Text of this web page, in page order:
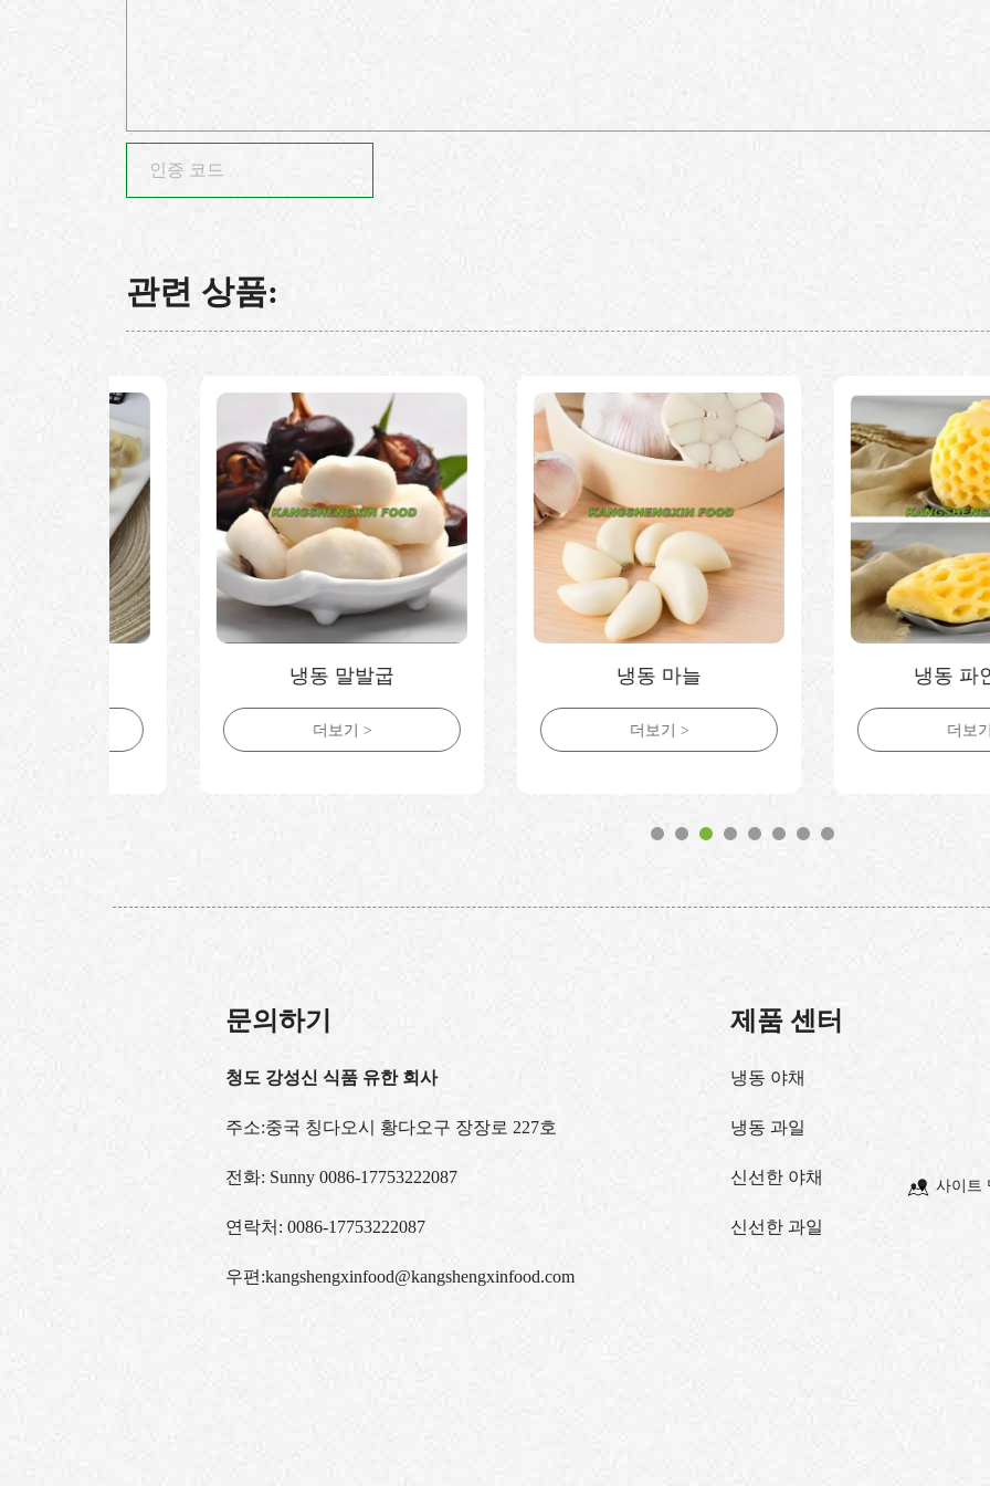
관련 상품:
냉동 말발굽 냉동 마늘 냉동 파인애플
문의하기
청도 강성신 식품 유한 회사
주소:중국 칭다오시 황다오구 장장로 227호
전화: Sunny 0086-17753222087
연락처: 0086-17753222087
우편:kangshengxinfood@kangshengxinfood.com
제품 센터
냉동 야채
냉동 과일
신선한 야채
신선한 과일
사이트